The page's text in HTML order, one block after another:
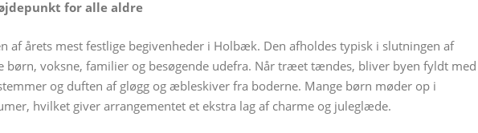
for alle aldre
af årets mest festlige begivenheder i Holbæk. Den afholdes typisk i slutningen af
voksne, familier og besøgende udefra. Når træet tændes, bliver byen fyldt med
og duften af gløgg og æbleskiver fra boderne. Mange børn møder op i
hvilket giver arrangementet et ekstra lag af charme og juleglæde.